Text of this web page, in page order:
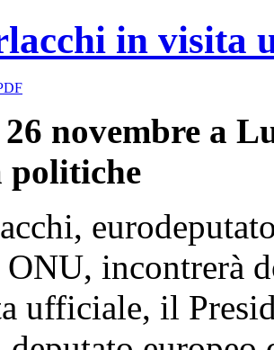
in visita
novembre a
politiche
ONU, incontrerà
ufficiale, il